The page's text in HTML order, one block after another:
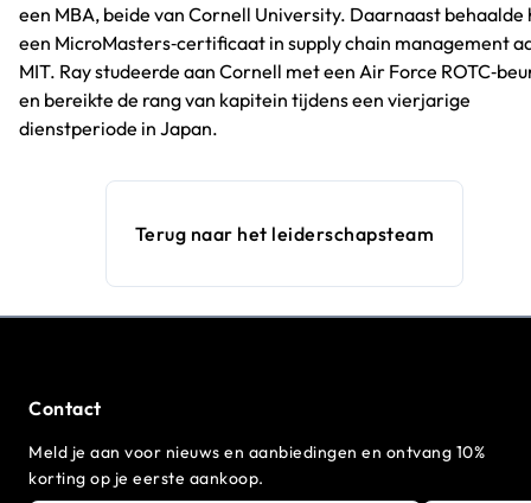
een MBA, beide van Cornell University. Daarnaast behaalde
een MicroMasters‑certificaat in supply chain management
MIT. Ray studeerde aan Cornell met een Air Force
en bereikte de rang van kapitein tijdens een vierjarige
dienstperiode in Japan.
Terug naar het leiderschapsteam
Contact
Meld je aan voor nieuws en aanbiedingen en ontvang 10%
korting op je eerste aankoop.